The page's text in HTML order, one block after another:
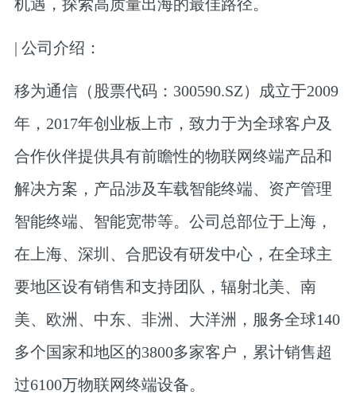
机遇，探索高质量出海的最佳路径。
| 公司介绍：
移为通信（股票代码：300590.SZ）成立于2009
年，2017年创业板上市，致力于为全球客户及
合作伙伴提供具有前瞻性的物联网终端产品和
解决方案，产品涉及车载智能终端、资产管理
智能终端、智能宽带等。公司总部位于上海，
在上海、深圳、合肥设有研发中心，在全球主
要地区设有销售和支持团队，辐射北美、南
美、欧洲、中东、非洲、大洋洲，服务全球140
多个国家和地区的3800多家客户，累计销售超
过6100万物联网终端设备。